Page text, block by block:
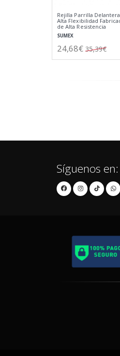
Rejilla Parrilla
Alta Flexibilidad
de Alta Resistencia
SUMEX
24,68€ 35,39€
Síguenos en: